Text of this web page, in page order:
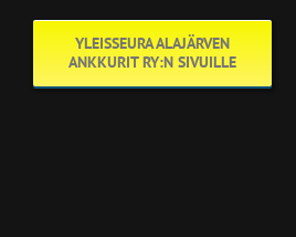
YLEISSEURA ALAJÄRVEN
ANKKURIT RY:N SIVUILLE